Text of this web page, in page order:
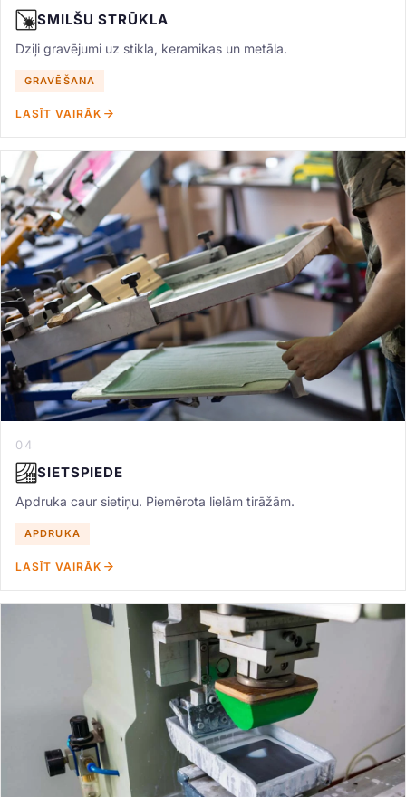
SMILŠU STRŪKLA
Dziļi gravējumi uz stikla, keramikas un metāla.
GRAVĒŠANA
LASĪT VAIRĀK
04
SIETSPIEDE
Apdruka caur sietiņu. Piemērota lielām tirāžām.
APDRUKA
LASĪT VAIRĀK